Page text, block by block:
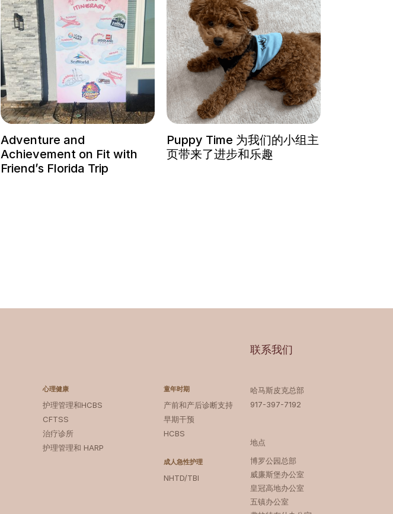
Adventure and
Achievement on Fit with
Friend’s Florida Trip
Puppy Time 为我们的小组主
页带来了进步和乐趣
心理健康
护理管理和HCBS
CFTSS
治疗诊所
护理管理和 HARP
童年时期
产前和产后诊断支持
早期干预
HCBS
成人急性护理
NHTD/TBI
联系我们
哈马斯皮克总部
917-397-7192
地点
博罗公园总部 ‍
威廉斯堡办公室
皇冠高地办公室
五镇办公室